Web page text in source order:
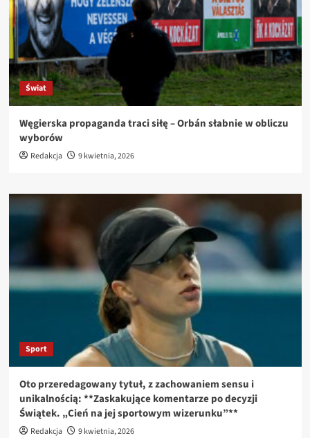
Świat
Węgierska propaganda traci siłę – Orbán słabnie w obliczu
wyborów
Redakcja 9 kwietnia, 2026
Sport
Oto przeredagowany tytuł, z zachowaniem sensu i
unikalnością: **Zaskakujące komentarze po decyzji
Świątek. „Cień na jej sportowym wizerunku”**
Redakcja 9 kwietnia, 2026